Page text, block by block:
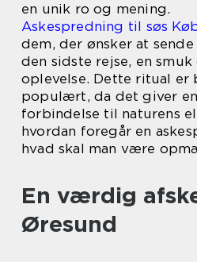
en unik ro og mening.
Askespredning til søs
dem, der ønsker at
den sidste rejse, en
oplevelse. Dette ritual er
populært, da det giver
forbindelse til naturens
hvordan foregår en
hvad skal man være
En værdig
Øresund